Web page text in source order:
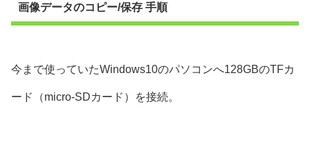
画像データのコピー/保存 手順
今まで使っていたWindows10のパソコンへ128GBのTFカ
ード（micro-SDカード）を接続。